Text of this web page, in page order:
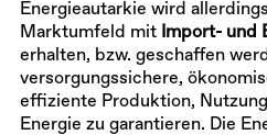
Energieautarkie wird
Marktumfeld mit Import- und
erhalten, bzw. geschaffen
versorgungssichere,
effiziente Produktion,
Energie zu garantieren. Die